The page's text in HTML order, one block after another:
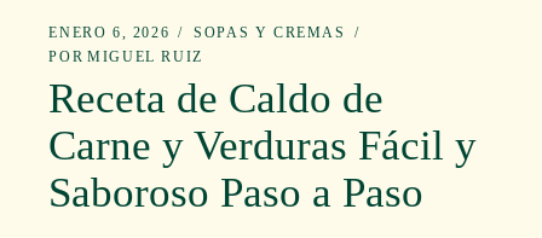
ENERO 6, 2026
SOPAS Y CREMAS
POR MIGUEL RUIZ
Receta de Caldo de
Carne y Verduras Fácil y
Saboroso Paso a Paso